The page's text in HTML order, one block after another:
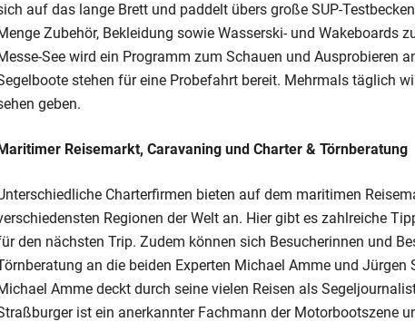
auf das lange Brett und paddelt übers große SUP-
Zubehör, Bekleidung sowie Wasserski- und Wakeboards
See wird ein Programm zum Schauen und Ausprobieren
stehen für eine Probefahrt bereit. Mehrmals täglich
geben.
Reisemarkt, Caravaning und Charter & Törnberatung
Charterfirmen bieten auf dem maritimen
Regionen der Welt an. Hier gibt es zahlreiche
den nächsten Trip. Zudem können sich Besucherinnen und
an die beiden Experten Michael Amme und Jürgen
Amme deckt durch seine vielen Reisen als
ist ein anerkannter Fachmann der Motorbootszene